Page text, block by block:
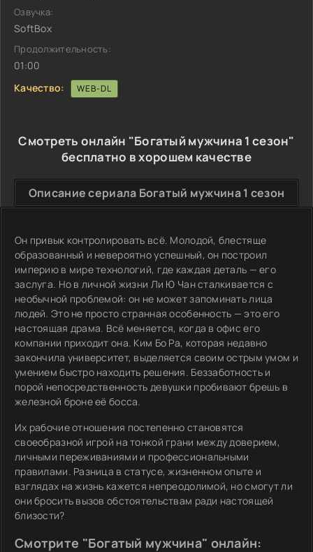
Озвучка:
SoftBox
Продолжительность:
01:00
Качество:
WEB-DL
Смотреть онлайн "Богатый мужчина 1 сезон"
бесплатно в хорошем качестве
Описание сериала Богатый мужчина 1 сезон
Он привык контролировать всё. Молодой, блестяще
образованный и невероятно успешный, он построил
империю в мире технологий, где каждая деталь — его
заслуга. Но в личной жизни Ли Ю Чан сталкивается с
необычной проблемой: он не может запоминать лица
людей. Это не просто странная особенность — это его
настоящая драма. Всё меняется, когда в офис его
компании приходит она. Ким Бо Ра, которая недавно
закончила университет, выделяется своим острым умом и
умением быстро находить решения. Беззаботность и
порой непосредственность девушки пробивают брешь в
железной броне её босса.
Их рабочие отношения постепенно становятся
своеобразной игрой на тонкой грани между доверием,
личными переживаниями и профессиональными
правилами. Разница в статусе, жизненном опыте и
взглядах на жизнь кажется непреодолимой, но смогут ли
они бросить вызов обстоятельствам ради настоящей
близости?
Смотрите "Богатый мужчина" онлайн: